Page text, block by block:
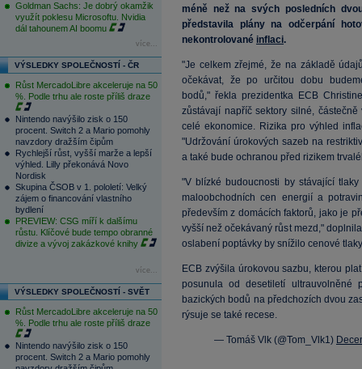
Goldman Sachs: Je dobrý okamžik
využít poklesu Microsoftu. Nvidia
dál tahounem AI boomu
více...
VÝSLEDKY SPOLEČNOSTÍ - ČR
Růst MercadoLibre akceleruje na 50
%. Podle trhu ale roste příliš draze
Nintendo navýšilo zisk o 150
procent. Switch 2 a Mario pomohly
navzdory dražším čipům
Rychlejší růst, vyšší marže a lepší
výhled. Lilly překonává Novo
Nordisk
Skupina ČSOB v 1. pololetí: Velký
zájem o financování vlastního
bydlení
PREVIEW: CSG míří k dalšímu
růstu. Klíčové bude tempo obranné
divize a vývoj zakázkové knihy
více...
VÝSLEDKY SPOLEČNOSTÍ - SVĚT
Růst MercadoLibre akceleruje na 50
%. Podle trhu ale roste příliš draze
Nintendo navýšilo zisk o 150
procent. Switch 2 a Mario pomohly
méně než na svých posledních
představila plány na odčerpání
nekontrolované inflaci.
"Je celkem zřejmé, že na základě
očekávat, že po určitou dobu
bodů," řekla prezidentka ECB
zůstávají napříč sektory silné,
celé ekonomice. Rizika pro výhled
"Udržování úrokových sazeb na
a také bude ochranou před rizikem
"V blízké budoucnosti by stávající
maloobchodních cen energií a
především z domácích faktorů, jako je
vyšší než očekávaný růst mezd,"
oslabení poptávky by snížilo cenové
ECB zvýšila úrokovou sazbu, kterou
posunula od desetiletí ultrauvolněné
bazických bodů na předchozích dvou
rýsuje se také recese.
— Tomáš Vlk (@Tom_Vlk1)